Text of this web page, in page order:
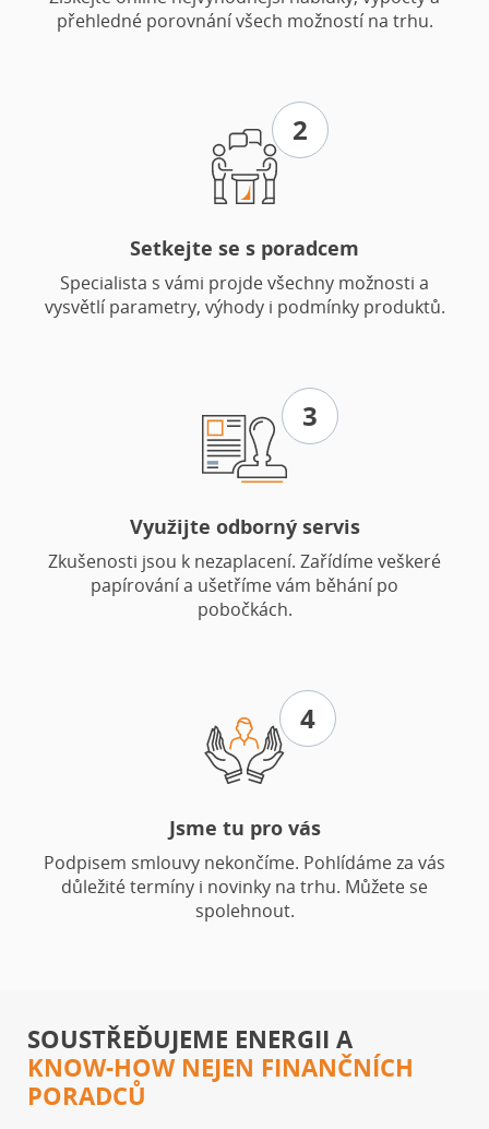
přehledné porovnání všech možností na trhu.
2
Setkejte se s poradcem
Specialista s vámi projde všechny možnosti a
vysvětlí parametry, výhody i podmínky produktů.
3
Využijte odborný servis
Zkušenosti jsou k nezaplacení. Zařídíme veškeré
papírování a ušetříme vám běhání po
pobočkách.
4
Jsme tu pro vás
Podpisem smlouvy nekončíme. Pohlídáme za vás
důležité termíny i novinky na trhu. Můžete se
spolehnout.
SOUSTŘEĎUJEME ENERGII A
KNOW-HOW NEJEN FINANČNÍCH
PORADCŮ